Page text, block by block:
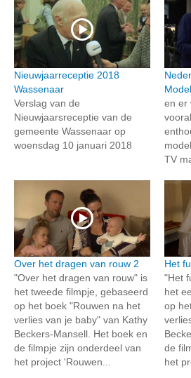
Nieuwjaarreceptie 2018
Wassenaar
Verslag van de
Nieuwjaarsreceptie van de
gemeente Wassenaar op
woensdag 10 januari 2018
en er
TV
Over het dragen van rouw 2
"Over het dragen van rouw" is
het tweede filmpje, gebaseerd
op het boek "Rouwen na het
verlies van je baby" van Kathy
Beckers-Mansell. Het boek en
de filmpje zijn onderdeel van
het project 'Rouwen...
Het
"Het
het
op
de
het